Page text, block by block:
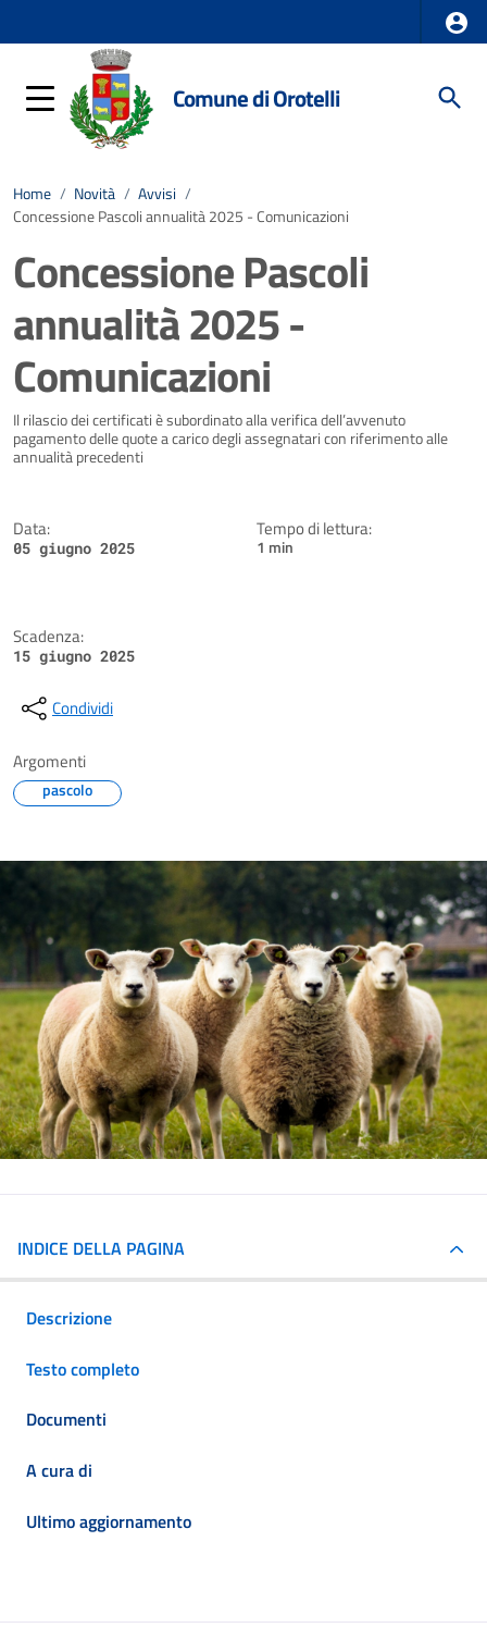
Comune di Orotelli
Home / Novità / Avvisi /
Concessione Pascoli annualità 2025 - Comunicazioni
Concessione Pascoli
annualità 2025 -
Comunicazioni
Dettagli della notizia
Il rilascio dei certificati è subordinato alla verifica dell’avvenuto
pagamento delle quote a carico degli assegnatari con riferimento alle
annualità precedenti
Data:
05 giugno 2025
Tempo di lettura:
1 min
Scadenza:
15 giugno 2025
Condividi
Argomenti
pascolo
INDICE DELLA PAGINA
Descrizione
Testo completo
Documenti
A cura di
Ultimo aggiornamento